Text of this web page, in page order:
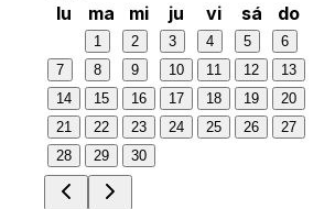
lu
ma mi ju vi sá do
1 2 3 4 5
6
7
8 9 10 11 12
13
14
15 16 17 18 19
20
21
22 23 24 25 26
27
28
29 30